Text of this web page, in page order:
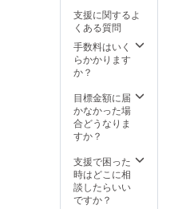
り、明
るい時
には高
校生ら
しい可
インが
引立ち
ます。
い時
で、全
く違っ
た表情
ら、弊
社も月
光グラ
スを作
成する
う、蓄
光屑を
混ぜ込
す。そ
れによ
り、
様々な
ており
ます。
グラス
底面
許技術
によ
り、底
る蓄光
材を埋
め込ん
でおり
支援に関するよ
くある質問
手数料はいく
らかかります
か？
目標金額に届
かなかった場
合どうなりま
すか？
支援で困った
時はどこに相
談したらいい
ですか？